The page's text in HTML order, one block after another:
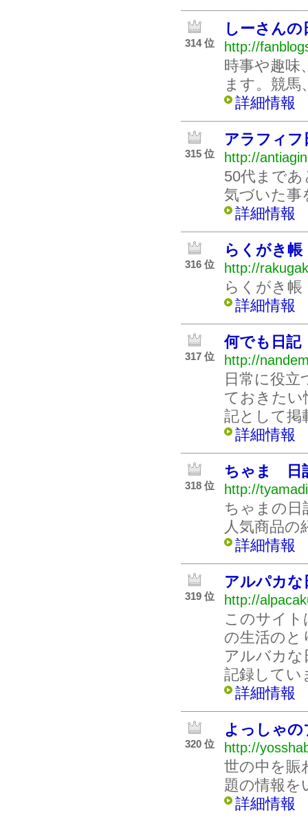
314 位
しーさんの
http://
時事や趣味
ます。競
詳細情報
315 位
アラフィフ
http://
50代まで
気づいた事
詳細情報
316 位
らくがき帳
http://
らくがき帳
詳細情報
317 位
何でも日記
http://
日常に役立
ておきたい
記として掲
詳細情報
318 位
ちゃま 日
http://
ちゃまの日
人気商品の
詳細情報
319 位
アルパカな
http://
このサイト
の生活のと
アルバカ
記録してい
詳細情報
320 位
よっしゃの
http://
世の中を賑
題の情報を
詳細情報